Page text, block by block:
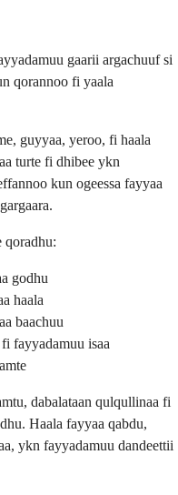
gaarii argachuuf si
qorannoo fi yaala
guyyaa, yeroo, fi haala
turte fi dhibee ykn
kun ogeessa fayyaa
qoradhu:
godhu
haala
baachuu
fayyadamuu isaa
dabalataan qulqullinaa fi
Haala fayyaa qabdu,
ykn fayyadamuu dandeettii